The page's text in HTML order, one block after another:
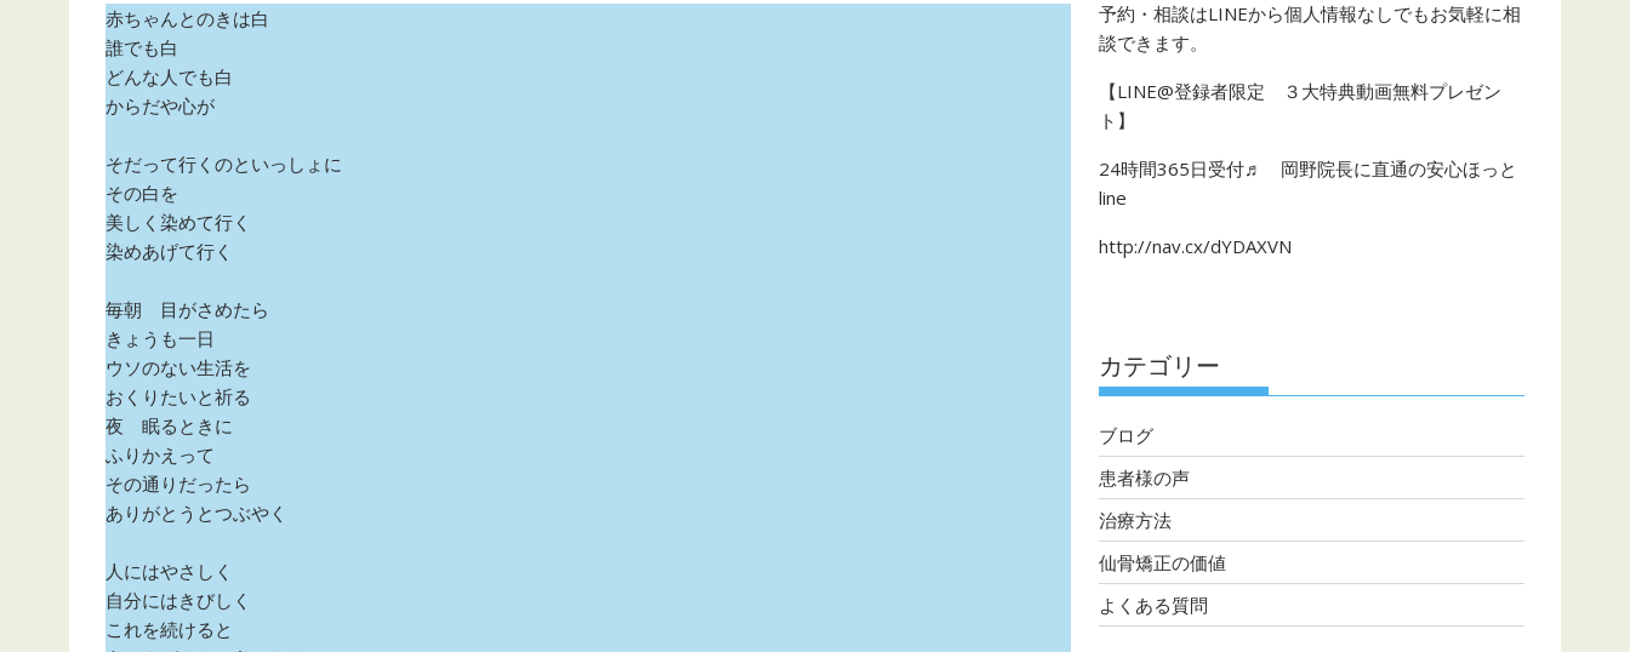
赤ちゃんとのきは白
誰でも白
どんな人でも白
からだや心が
そだって行くのといっしょに
その白を
美しく染めて行く
染めあげて行く
毎朝 目がさめたら
きょうも一日
ウソのない生活を
おくりたいと祈る
夜 眠るときに
ふりかえって
その通りだったら
ありがとうとつぶやく
人にはやさしく
自分にはきびしく
これを続けると
予約・相談はLINEから個人情報なしでもお気軽に相
談できます。
【LINE@登録者限定 ３大特典動画無料プレゼン
ト】
24時間365日受付♬ 岡野院長に直通の安心ほっと
line
http://nav.cx/dYDAXVN
カテゴリー
ブログ
患者様の声
治療方法
仙骨矯正の価値
よくある質問